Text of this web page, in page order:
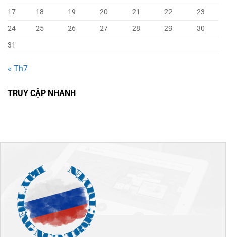
17
18 19 20 21 22
23
24
25 26 27 28 29
30
31
« Th7
TRUY CẬP NHANH